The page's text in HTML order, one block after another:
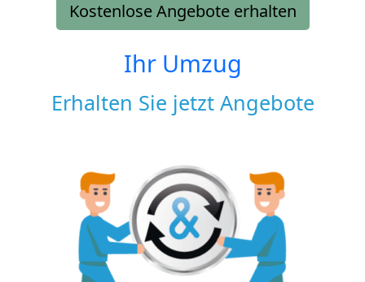
Kostenlose Angebote erhalten
Ihr Umzug
Erhalten Sie jetzt Angebote